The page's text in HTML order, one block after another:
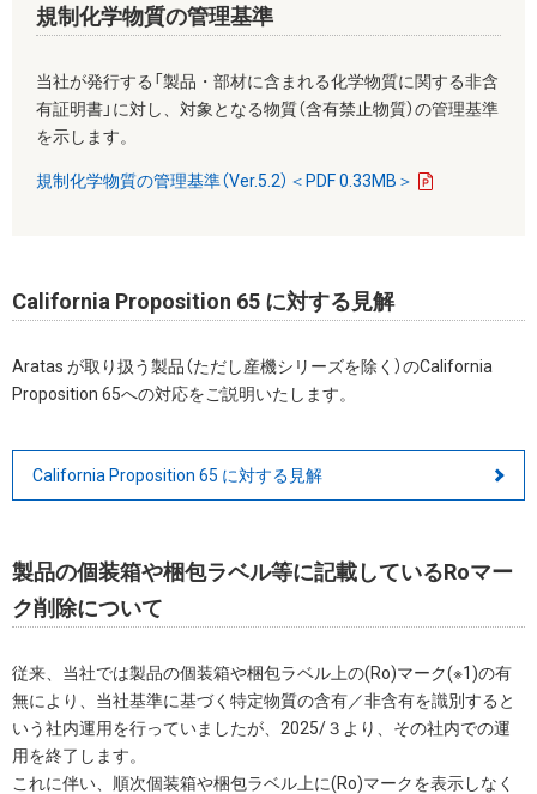
規制化学物質の管理基準
当社が発行する「製品・部材に含まれる化学物質に関する非含
有証明書」に対し、対象となる物質（含有禁止物質）の管理基準
を示します。
規制化学物質の管理基準（Ver.5.2）＜PDF 0.33MB＞
California Proposition 65 に対する見解
Aratas が取り扱う製品（ただし産機シリーズを除く）のCalifornia
Proposition 65への対応をご説明いたします。
California Proposition 65 に対する見解
製品の個装箱や梱包ラベル等に記載しているRoマー
ク削除について
従来、当社では製品の個装箱や梱包ラベル上の(Ro)マーク(※1)の有
無により、当社基準に基づく特定物質の含有／非含有を識別すると
いう社内運用を行っていましたが、2025/３より、その社内での運
用を終了します。
これに伴い、順次個装箱や梱包ラベル上に(Ro)マークを表示しなく